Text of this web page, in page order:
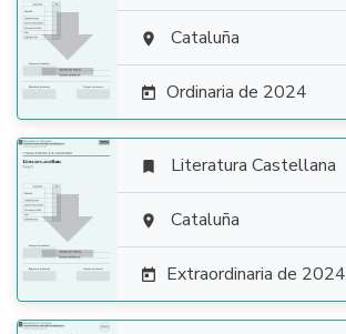
  Cataluña
 Ordinaria de 2024

 Literatura Castellana
 Cataluña
 Extraordinaria de 2024